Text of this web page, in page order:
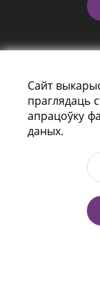
праспект
г. Мiнск,
Тэл.: (+375
Эл. пошта:
Сайт
праглядаць
апрацоўку
даных.